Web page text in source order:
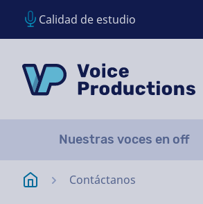
Calidad de estudio
Nuestras voces en off
Página de inicio
Contáctanos